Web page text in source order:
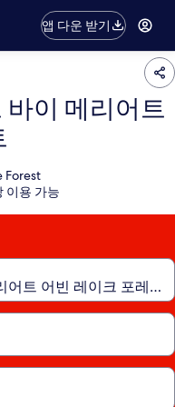
앱 다운 받기
이 메리어트
Forest
이용 가능